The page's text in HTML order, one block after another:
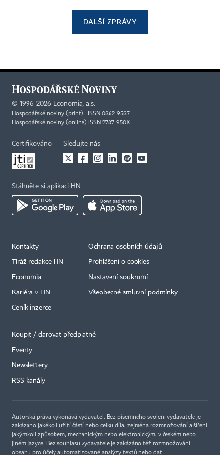
DALŠÍ ZPRÁVY
© 1996-2026 Economia, a.s.
Hospodářské noviny (print) ISSN 0862-9587
Hospodářské noviny (online) ISSN 2787-950X
Certifikováno Sledujte nás
Stáhněte si aplikaci HN
Kontakty
Tiráž redakce HN
Economia
Kariéra v HN
Ceník inzerce
Ochrana osobních údajů
Prohlášení o cookies
Nastavení soukromí
Všeobecné smluvní podmínky
Koupit / darovat předplatné
Eventy
Newslettery
RSS kanály
Autorská práva vykonává vydavatel. Bez písemného svolení vydavatele je
zakázáno jakékoli užití částí nebo celku díla, zejména rozmnožování a šíření
jakýmkoli způsobem, mechanickým nebo elektronickým, v českém nebo
jiném jazyce. Bez souhlasu vydavatele je zakázáno též rozmnožování
obsahu pro účely automatizované analýzy textů nebo dat